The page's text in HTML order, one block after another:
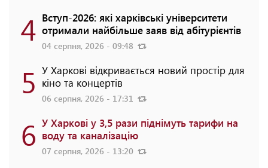
4 Вступ-2026: які харківські університети
отримали найбільше заяв від абітурієнтів
04 серпня, 2026 - 09:48
5 У Харкові відкривається новий простір для
кіно та концертів
06 серпня, 2026 - 17:31
6 У Харкові у 3,5 рази піднімуть тарифи на
воду та каналізацію
07 серпня, 2026 - 13:20